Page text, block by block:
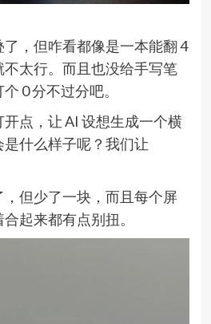
，但咋看都像是一本能翻 4
太行。而且也没给手写笔
0 分不过分吧。
点，让 AI 设想生成一个横
什么样子呢？我们让
但少了一块，而且每个屏
起来都有点别扭。